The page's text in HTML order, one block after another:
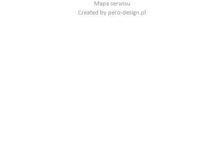
Mapa serwisu
Created by pero-design.pl